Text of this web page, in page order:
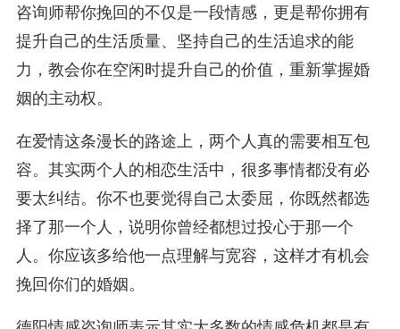
咨询师帮你挽回的不仅是一段情感，更是帮你拥有
提升自己的生活质量、坚持自己的生活追求的能
力，教会你在空闲时提升自己的价值，重新掌握婚
姻的主动权。
在爱情这条漫长的路途上，两个人真的需要相互包
容。其实两个人的相恋生活中，很多事情都没有必
要太纠结。你不也要觉得自己太委屈，你既然都选
择了那一个人，说明你曾经都想过投心于那一个
人。你应该多给他一点理解与宽容，这样才有机会
挽回你们的婚姻。